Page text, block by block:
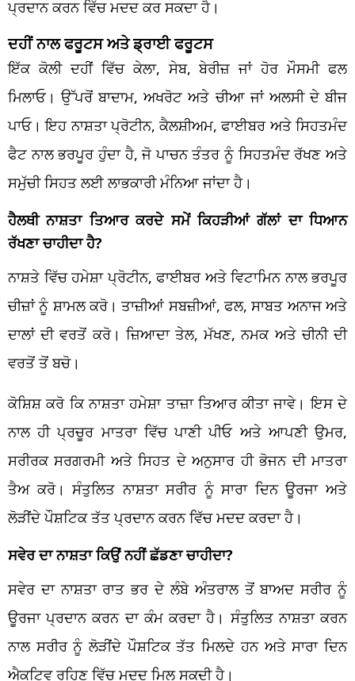
ਪ੍ਰਦਾਨ ਕਰਨ ਵਿੱਚ ਮਦਦ ਕਰ ਸਕਦਾ ਹੈ।
ਦਹੀਂ ਨਾਲ ਫਰੂਟਸ ਅਤੇ ਡ੍ਰਾਈ ਫਰੂਟਸ
ਇੱਕ ਕੋਲੀ ਦਹੀਂ ਵਿੱਚ ਕੇਲਾ, ਸੇਬ, ਬੇਰੀਜ਼ ਜਾਂ ਹੋਰ ਮੌਸਮੀ ਫਲ
ਮਿਲਾਓ। ਉੱਪਰੋਂ ਬਾਦਾਮ, ਅਖਰੋਟ ਅਤੇ ਚੀਆ ਜਾਂ ਅਲਸੀ ਦੇ ਬੀਜ
ਪਾਓ। ਇਹ ਨਾਸ਼ਤਾ ਪ੍ਰੋਟੀਨ, ਕੈਲਸ਼ੀਅਮ, ਫਾਈਬਰ ਅਤੇ ਸਿਹਤਮੰਦ
ਫੈਟ ਨਾਲ ਭਰਪੂਰ ਹੁੰਦਾ ਹੈ, ਜੋ ਪਾਚਨ ਤੰਤਰ ਨੂੰ ਸਿਹਤਮੰਦ ਰੱਖਣ ਅਤੇ
ਸਮੁੱਚੀ ਸਿਹਤ ਲਈ ਲਾਭਕਾਰੀ ਮੰਨਿਆ ਜਾਂਦਾ ਹੈ।
ਹੈਲਥੀ ਨਾਸ਼ਤਾ ਤਿਆਰ ਕਰਦੇ ਸਮੇਂ ਕਿਹੜੀਆਂ ਗੱਲਾਂ ਦਾ ਧਿਆਨ
ਰੱਖਣਾ ਚਾਹੀਦਾ ਹੈ?
ਨਾਸ਼ਤੇ ਵਿੱਚ ਹਮੇਸ਼ਾ ਪ੍ਰੋਟੀਨ, ਫਾਈਬਰ ਅਤੇ ਵਿਟਾਮਿਨ ਨਾਲ ਭਰਪੂਰ
ਚੀਜ਼ਾਂ ਨੂੰ ਸ਼ਾਮਲ ਕਰੋ। ਤਾਜ਼ੀਆਂ ਸਬਜ਼ੀਆਂ, ਫਲ, ਸਾਬਤ ਅਨਾਜ ਅਤੇ
ਦਾਲਾਂ ਦੀ ਵਰਤੋਂ ਕਰੋ। ਜ਼ਿਆਦਾ ਤੇਲ, ਮੱਖਣ, ਨਮਕ ਅਤੇ ਚੀਨੀ ਦੀ
ਵਰਤੋਂ ਤੋਂ ਬਚੋ।
ਕੋਸ਼ਿਸ਼ ਕਰੋ ਕਿ ਨਾਸ਼ਤਾ ਹਮੇਸ਼ਾ ਤਾਜ਼ਾ ਤਿਆਰ ਕੀਤਾ ਜਾਵੇ। ਇਸ ਦੇ
ਨਾਲ ਹੀ ਪ੍ਰਚੂਰ ਮਾਤਰਾ ਵਿੱਚ ਪਾਣੀ ਪੀਓ ਅਤੇ ਆਪਣੀ ਉਮਰ,
ਸਰੀਰਕ ਸਰਗਰਮੀ ਅਤੇ ਸਿਹਤ ਦੇ ਅਨੁਸਾਰ ਹੀ ਭੋਜਨ ਦੀ ਮਾਤਰਾ
ਤੈਅ ਕਰੋ। ਸੰਤੁਲਿਤ ਨਾਸ਼ਤਾ ਸਰੀਰ ਨੂੰ ਸਾਰਾ ਦਿਨ ਊਰਜਾ ਅਤੇ
ਲੋੜੀਂਦੇ ਪੌਸ਼ਟਿਕ ਤੱਤ ਪ੍ਰਦਾਨ ਕਰਨ ਵਿੱਚ ਮਦਦ ਕਰਦਾ ਹੈ।
ਸਵੇਰ ਦਾ ਨਾਸ਼ਤਾ ਕਿਉਂ ਨਹੀਂ ਛੱਡਣਾ ਚਾਹੀਦਾ?
ਸਵੇਰ ਦਾ ਨਾਸ਼ਤਾ ਰਾਤ ਭਰ ਦੇ ਲੰਬੇ ਅੰਤਰਾਲ ਤੋਂ ਬਾਅਦ ਸਰੀਰ ਨੂੰ
ਊਰਜਾ ਪ੍ਰਦਾਨ ਕਰਨ ਦਾ ਕੰਮ ਕਰਦਾ ਹੈ। ਸੰਤੁਲਿਤ ਨਾਸ਼ਤਾ ਕਰਨ
ਨਾਲ ਸਰੀਰ ਨੂੰ ਲੋੜੀਂਦੇ ਪੌਸ਼ਟਿਕ ਤੱਤ ਮਿਲਦੇ ਹਨ ਅਤੇ ਸਾਰਾ ਦਿਨ
ਐਕਟਿਵ ਰਹਿਣ ਵਿੱਚ ਮਦਦ ਮਿਲ ਸਕਦੀ ਹੈ।